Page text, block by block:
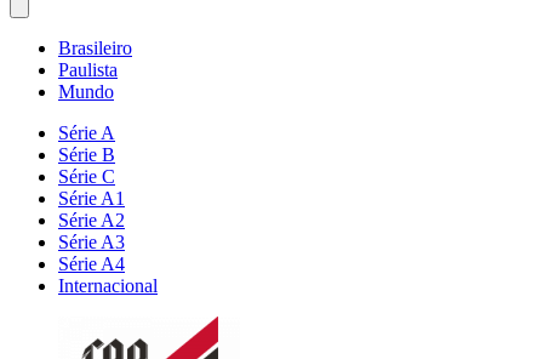
Brasileiro
Paulista
Mundo
Série A
Série B
Série C
Série A1
Série A2
Série A3
Série A4
Internacional